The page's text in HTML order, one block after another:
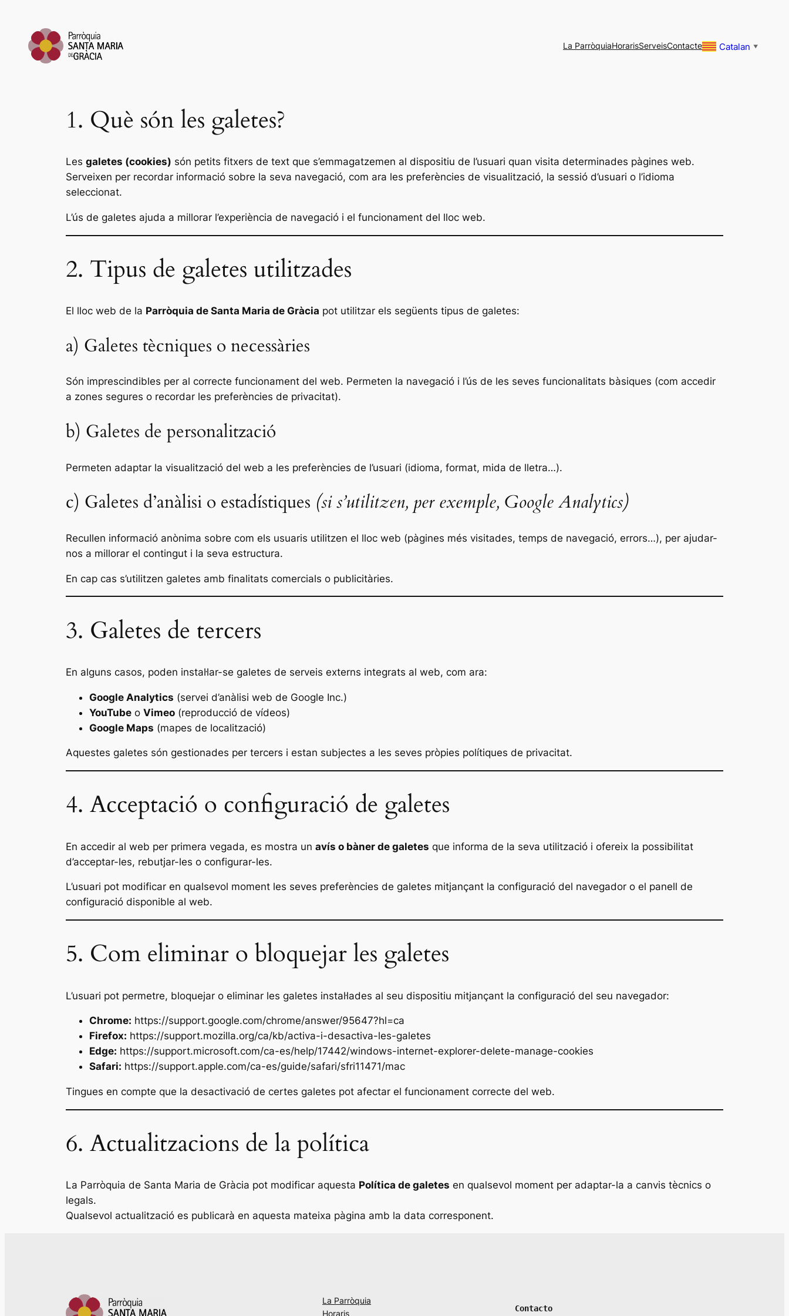
contingut
La ParròquiaHorarisServeisContacte Catalan ▼
1. Què són les galetes?
Les galetes (cookies) són petits fitxers de text que s’emmagatzemen al dispositiu de l’usuari quan visita determinades pàgines web.
Serveixen per recordar informació sobre la seva navegació, com ara les preferències de visualització, la sessió d’usuari o l’idioma
seleccionat.
L’ús de galetes ajuda a millorar l’experiència de navegació i el funcionament del lloc web.
2. Tipus de galetes utilitzades
El lloc web de la Parròquia de Santa Maria de Gràcia pot utilitzar els següents tipus de galetes:
a) Galetes tècniques o necessàries
Són imprescindibles per al correcte funcionament del web. Permeten la navegació i l’ús de les seves funcionalitats bàsiques (com accedir
a zones segures o recordar les preferències de privacitat).
b) Galetes de personalització
Permeten adaptar la visualització del web a les preferències de l’usuari (idioma, format, mida de lletra…).
c) Galetes d’anàlisi o estadístiques (si s’utilitzen, per exemple, Google Analytics)
Recullen informació anònima sobre com els usuaris utilitzen el lloc web (pàgines més visitades, temps de navegació, errors…), per ajudar-
nos a millorar el contingut i la seva estructura.
En cap cas s’utilitzen galetes amb finalitats comercials o publicitàries.
3. Galetes de tercers
En alguns casos, poden instal·lar-se galetes de serveis externs integrats al web, com ara:
Google Analytics (servei d’anàlisi web de Google Inc.)
YouTube o Vimeo (reproducció de vídeos)
Google Maps (mapes de localització)
Aquestes galetes són gestionades per tercers i estan subjectes a les seves pròpies polítiques de privacitat.
4. Acceptació o configuració de galetes
En accedir al web per primera vegada, es mostra un avís o bàner de galetes que informa de la seva utilització i ofereix la possibilitat
d’acceptar-les, rebutjar-les o configurar-les.
L’usuari pot modificar en qualsevol moment les seves preferències de galetes mitjançant la configuració del navegador o el panell de
configuració disponible al web.
5. Com eliminar o bloquejar les galetes
L’usuari pot permetre, bloquejar o eliminar les galetes instal·lades al seu dispositiu mitjançant la configuració del seu navegador:
Chrome: https://support.google.com/chrome/answer/95647?hl=ca
Firefox: https://support.mozilla.org/ca/kb/activa-i-desactiva-les-galetes
Edge: https://support.microsoft.com/ca-es/help/17442/windows-internet-explorer-delete-manage-cookies
Safari: https://support.apple.com/ca-es/guide/safari/sfri11471/mac
Tingues en compte que la desactivació de certes galetes pot afectar el funcionament correcte del web.
6. Actualitzacions de la política
La Parròquia de Santa Maria de Gràcia pot modificar aquesta Política de galetes en qualsevol moment per adaptar-la a canvis tècnics o
legals.
Qualsevol actualització es publicarà en aquesta mateixa pàgina amb la data corresponent.
La Parròquia
Horaris
Contacto